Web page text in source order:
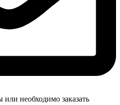
необходимо заказать